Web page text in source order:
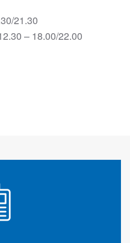
21.30
– 18.00/22.00